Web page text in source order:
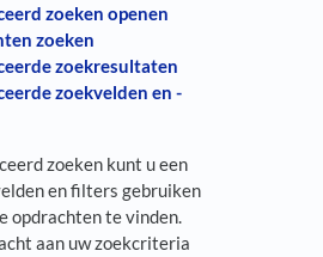
zoeken openen
zoeken
zoekresultaten
zoekvelden en -
zoeken kunt u een
en filters gebruiken
opdrachten te vinden.
aan uw zoekcriteria